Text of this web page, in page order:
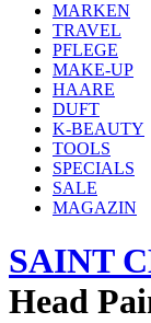
MARKEN
TRAVEL
PFLEGE
MAKE-UP
HAARE
DUFT
K-BEAUTY
TOOLS
SPECIALS
SALE
MAGAZIN
SAINT
Head